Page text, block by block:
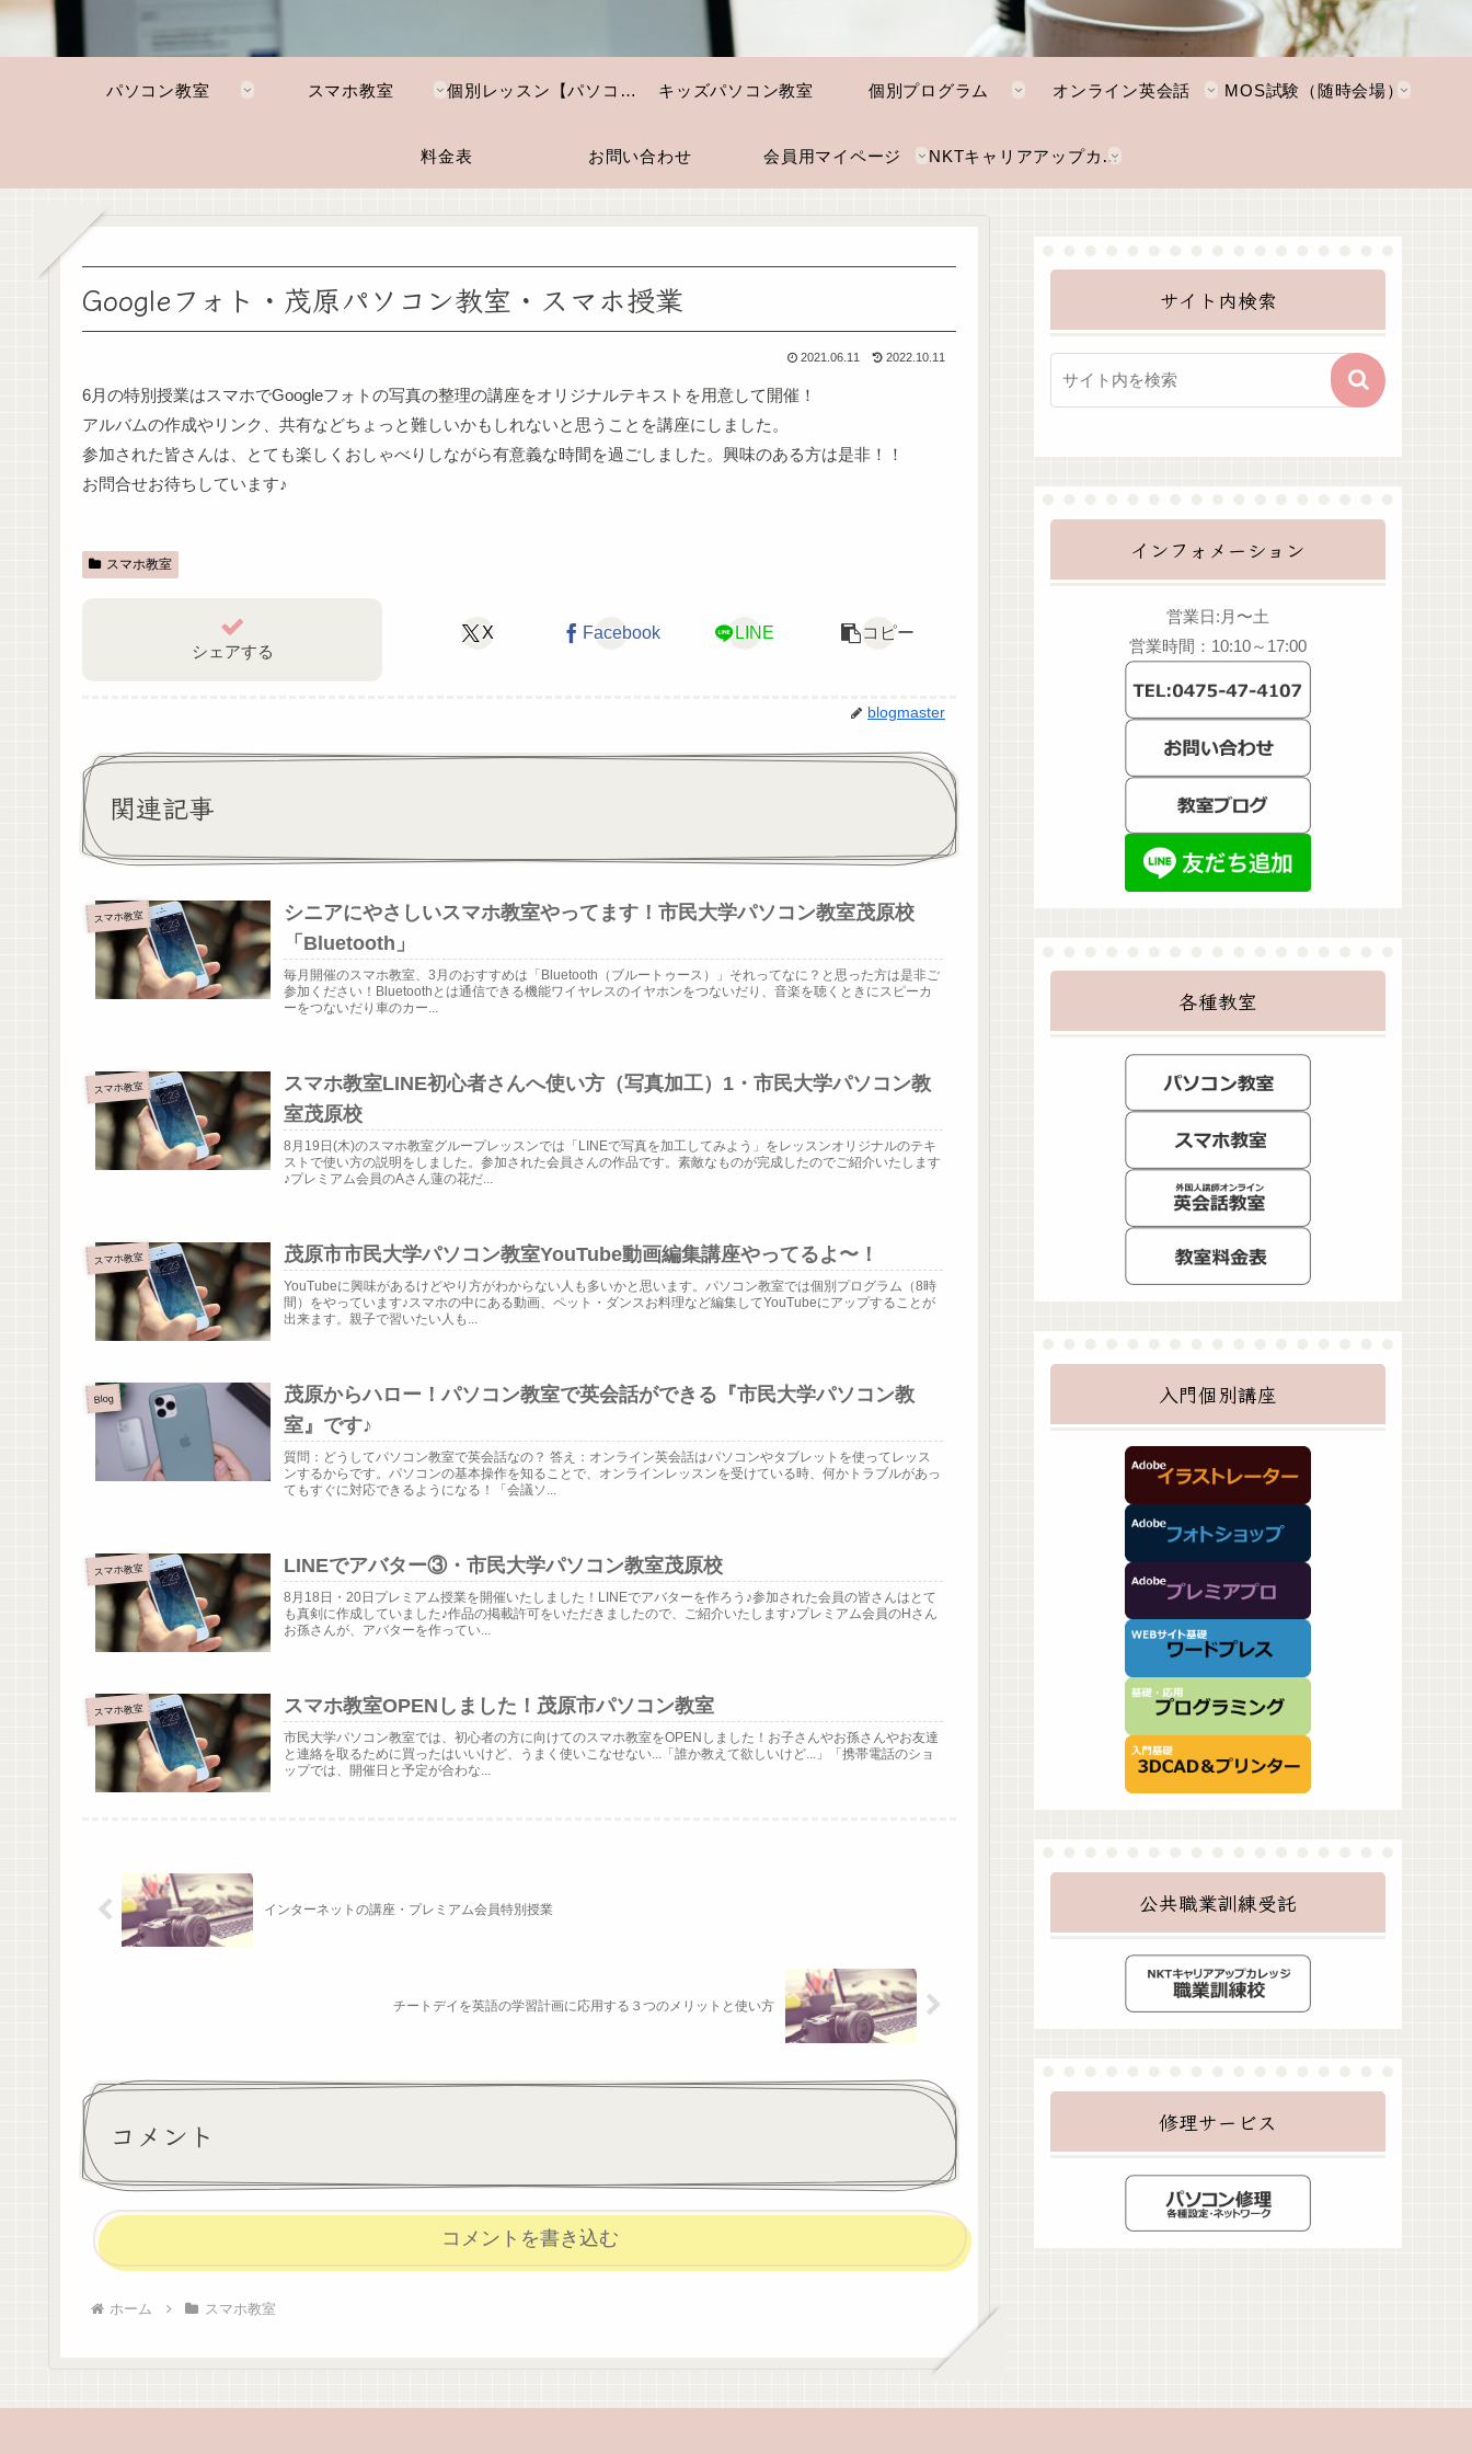
パソコン教室 スマホ教室 個別レッスン【パソコン・スマホ】 キッズパソコン教室 個別プログラム オンライン英会話 MOS試験（随時会場）
料金表 お問い合わせ 会員用マイページ NKTキャリアアップカレッジ
Googleフォト・茂原パソコン教室・スマホ授業
2021.06.11 2022.10.11
6月の特別授業はスマホでGoogleフォトの写真の整理の講座をオリジナルテキストを用意して開催！
アルバムの作成やリンク、共有などちょっと難しいかもしれないと思うことを講座にしました。
参加された皆さんは、とても楽しくおしゃべりしながら有意義な時間を過ごしました。興味のある方は是非！！
お問合せお待ちしています♪
スマホ教室
シェアする
X Facebook LINE コピー
blogmaster
関連記事
スマホ教室
シニアにやさしいスマホ教室やってます！市民大学パソコン教室茂原校
「Bluetooth」
毎月開催のスマホ教室、3月のおすすめは「Bluetooth（ブルートゥース）」それってなに？と思った方は是非ご
参加ください！Bluetoothとは通信できる機能ワイヤレスのイヤホンをつないだり、音楽を聴くときにスピーカ
ーをつないだり車のカー...
スマホ教室
スマホ教室LINE初心者さんへ使い方（写真加工）1・市民大学パソコン教
室茂原校
8月19日(木)のスマホ教室グループレッスンでは「LINEで写真を加工してみよう」をレッスンオリジナルのテキ
ストで使い方の説明をしました。参加された会員さんの作品です。素敵なものが完成したのでご紹介いたします
♪プレミアム会員のAさん蓮の花だ...
スマホ教室 茂原市市民大学パソコン教室YouTube動画編集講座やってるよ〜！
YouTubeに興味があるけどやり方がわからない人も多いかと思います。パソコン教室では個別プログラム（8時
間）をやっています♪スマホの中にある動画、ペット・ダンスお料理など編集してYouTubeにアップすることが
出来ます。親子で習いたい人も...
Blog
茂原からハロー！パソコン教室で英会話ができる『市民大学パソコン教
室』です♪
質問：どうしてパソコン教室で英会話なの？ 答え：オンライン英会話はパソコンやタブレットを使ってレッス
ンするからです。パソコンの基本操作を知ることで、オンラインレッスンを受けている時、何かトラブルがあっ
てもすぐに対応できるようになる！「会議ソ...
スマホ教室 LINEでアバター③・市民大学パソコン教室茂原校
8月18日・20日プレミアム授業を開催いたしました！LINEでアバターを作ろう♪参加された会員の皆さんはとて
も真剣に作成していました♪作品の掲載許可をいただきましたので、ご紹介いたします♪プレミアム会員のHさん
お孫さんが、アバターを作ってい...
スマホ教室 スマホ教室OPENしました！茂原市パソコン教室
市民大学パソコン教室では、初心者の方に向けてのスマホ教室をOPENしました！お子さんやお孫さんやお友達
と連絡を取るために買ったはいいけど、うまく使いこなせない...「誰か教えて欲しいけど...」「携帯電話のショ
ップでは、開催日と予定が合わな...
インターネットの講座・プレミアム会員特別授業
チートデイを英語の学習計画に応用する３つのメリットと使い方
コメント
コメントを書き込む
ホーム スマホ教室
サイト内検索
インフォメーション
営業日:月〜土
営業時間：10:10～17:00
各種教室
入門個別講座
公共職業訓練受託
修理サービス